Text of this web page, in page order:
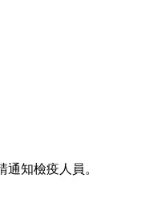
知檢疫人員。